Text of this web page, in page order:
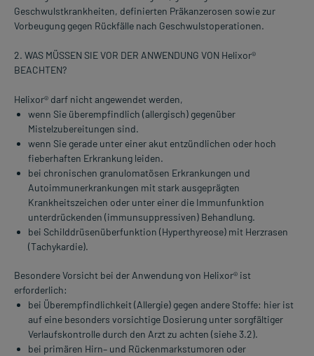
Geschwulstkrankheiten, definierten Präkanzerosen sowie zur
Vorbeugung gegen Rückfälle nach Geschwulstoperationen.
2. WAS MÜSSEN SIE VOR DER ANWENDUNG VON Helixor®
BEACHTEN?
Helixor® darf nicht angewendet werden,
wenn Sie überempfindlich (allergisch) gegenüber
Mistelzubereitungen sind.
wenn Sie gerade unter einer akut entzündlichen oder hoch
fieberhaften Erkrankung leiden.
bei chronischen granulomatösen Erkrankungen und
Autoimmunerkrankungen mit stark ausgeprägten
Krankheitszeichen oder unter einer die Immunfunktion
unterdrückenden (immunsuppressiven) Behandlung.
bei Schilddrüsenüberfunktion (Hyperthyreose) mit Herzrasen
(Tachykardie).
Besondere Vorsicht bei der Anwendung von Helixor® ist
erforderlich:
bei Überempfindlichkeit (Allergie) gegen andere Stoffe: hier ist
auf eine besonders vorsichtige Dosierung unter sorgfältiger
Verlaufskontrolle durch den Arzt zu achten (siehe 3.2).
bei primären Hirn– und Rückenmarkstumoren oder